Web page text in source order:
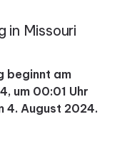
in Missouri
beginnt am
um 00:01 Uhr
4. August 2024.